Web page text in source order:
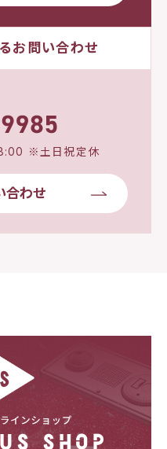
お問い合わせ
※土日祝定休
合わせ